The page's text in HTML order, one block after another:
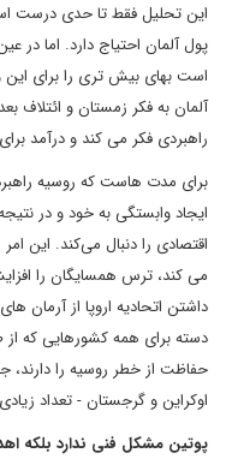
این تحلیل فقط تا حدی درست
پول آلمان احتیاج دارد. اما
است بهای بیش تری را برای این
آلمان به فکر زمستان و
راهبردی فکر می کند و درآمد
برای مدت هاست که روسیه
ایجاد وابستگی به خود و در
اقتصادی را دنبال می‌کند. این
می کند، ترس همسایگان را
داشتن اتحادیه اروپا از آرمان
دسته برای همه کشورهایی که از
حفاظت از خطر روسیه را دارند،
اوکراین و گرجستان - تعداد
پوتین مشکل فنی ندارد بلکه